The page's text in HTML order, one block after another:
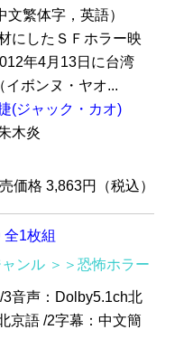
繁体字，英語）
にしたＳＦホラー映
年4月13日に台湾
イボンヌ・ヤオ...
(ジャック・カオ)
木炎
価格 3,863円（税込）
全1枚組
ャンル ＞＞恐怖ホラー
3音声：Dolby5.1ch北
京語 /2字幕：中文簡